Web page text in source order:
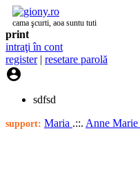
cama şcurti, aoa suntu tuti
print
intraţi în cont
register| resetare parolă

sdfsd
support: Maria .::. Anne Marie